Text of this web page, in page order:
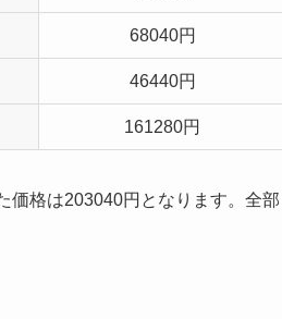
68040円
46440円
161280円
価格は203040円となります。全部